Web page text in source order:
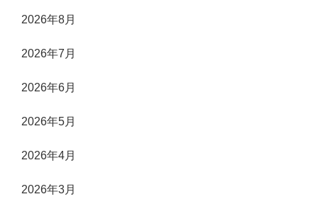
2026年8月
2026年7月
2026年6月
2026年5月
2026年4月
2026年3月